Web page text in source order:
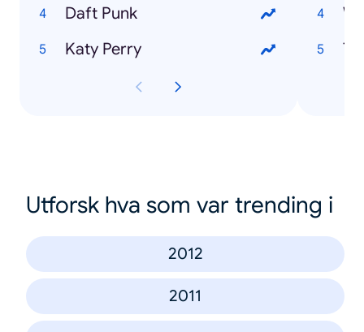
Daft Punk
Katy Perry
Utforsk hva som var trending i
2012
2011